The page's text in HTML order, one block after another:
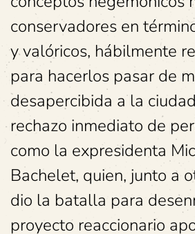
conservadores en
y valóricos, hábilmente
para hacerlos pasar de
desapercibida a la
rechazo inmediato de
como la expresidenta
Bachelet, quien, junto a
dio la batalla para
proyecto reaccionario